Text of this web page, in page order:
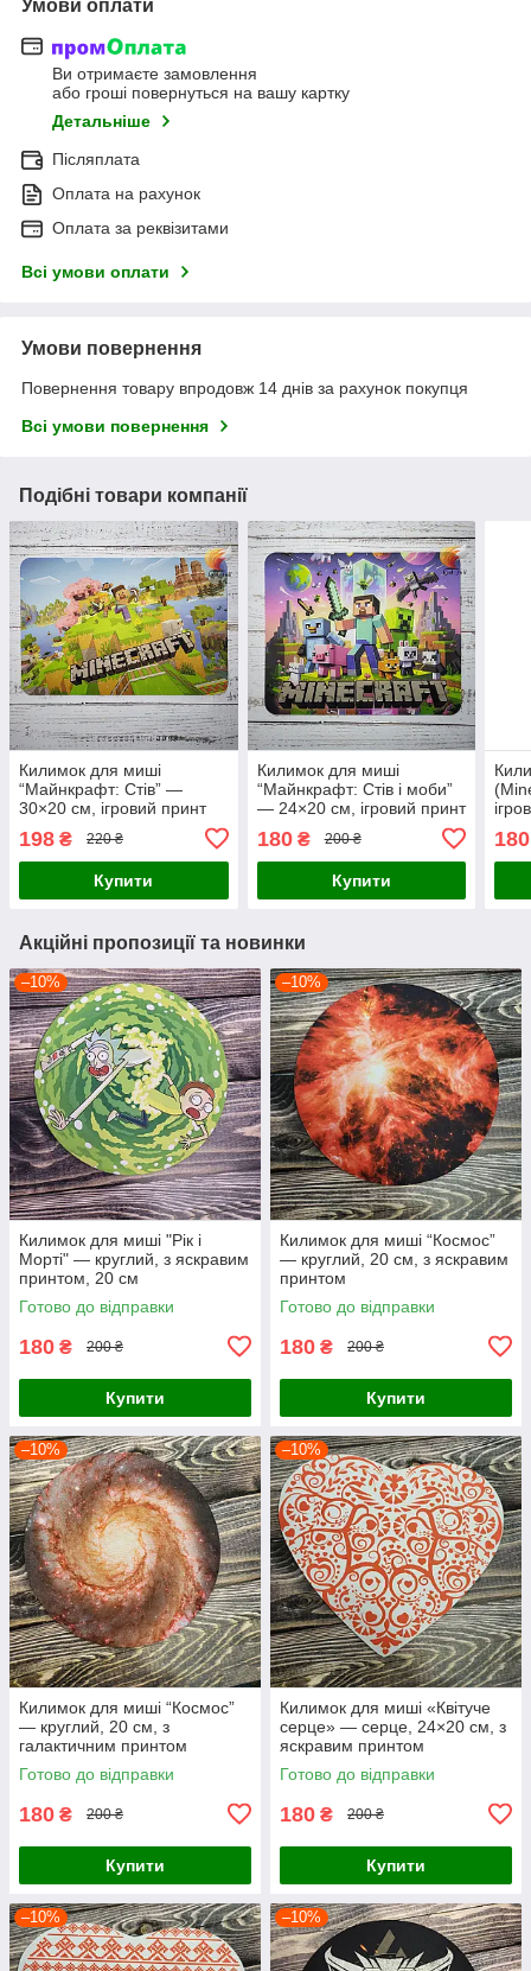
Умови оплати
Ви отримаєте замовлення
або гроші повернуться на вашу картку
Детальніше
Післяплата
Оплата на рахунок
Оплата за реквізитами
Всі умови оплати
Умови повернення
Повернення товару впродовж 14 днів за рахунок покупця
Всі умови повернення
Подібні товари компанії
Килимок для миші
“Майнкрафт: Стів” —
30×20 см, ігровий принт
198 ₴ 220 ₴
Купити
Килимок для миші
“Майнкрафт: Стів і моби”
— 24×20 см, ігровий принт
180₴ 200 ₴
Купити
180
Акційні пропозиції та новинки
–10%
Килимок для миші "Рік і
Морті" — круглий, з яскравим
принтом, 20 см
Готово до відправки
180 ₴ 200 ₴
Купити
–10%
Килимок для миші “Космос”
— круглий, 20 см, з яскравим
принтом
Готово до відправки
180 ₴ 200 ₴
Купити
–10%
Килимок для миші “Космос”
— круглий, 20 см, з
галактичним принтом
Готово до відправки
180 ₴ 200 ₴
Купити
–10%
Килимок для миші «Квітуче
серце» — серце, 24×20 см, з
яскравим принтом
Готово до відправки
180 ₴ 200 ₴
Купити
–10% –10%